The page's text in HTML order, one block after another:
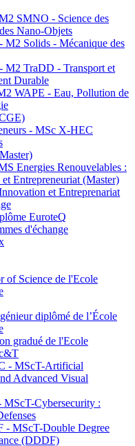
SMNO - Science des
Nano-Objets
Solids - Mécanique des
TraDD - Transport et
Durable
WAPE - Eau, Pollution de
- MSc X-HEC
Energies Renouvelables :
Entrepreneuriat (Master)
et Entreprenariat
EuroteQ
d'échange
of Science de l'Ecole
diplômé de l’École
gradué de l'Ecole
- MScT-Artificial
Advanced Visual
Cybersecurity :
- MScT-Double Degree
(DDDF)